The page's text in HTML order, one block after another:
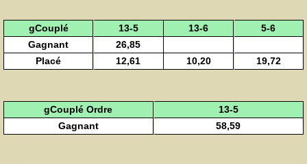
gCouplé 13-5 13-6
5-6
Gagnant
26,85
Placé
12,61 10,20 19,72
gCouplé Ordre
13-5
Gagnant
58,59